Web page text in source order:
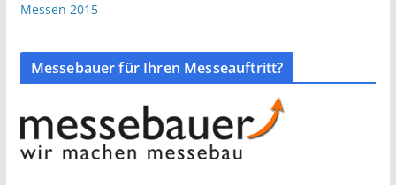
Messen 2015
Messebauer für Ihren Messeauftritt?